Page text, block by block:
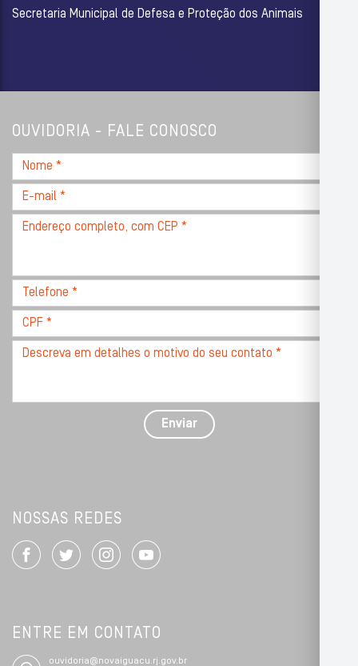
Secretaria Municipal de Defesa e Proteção dos Animais
OUVIDORIA - FALE CONOSCO
Nome
*
E-
mail
Endereço
CEP
Telefone
*
CPF
*
Descreva
com
Enviar
NOSSAS REDES
ENTRE EM CONTATO
ouvidoria@novaiguacu.rj.gov.br